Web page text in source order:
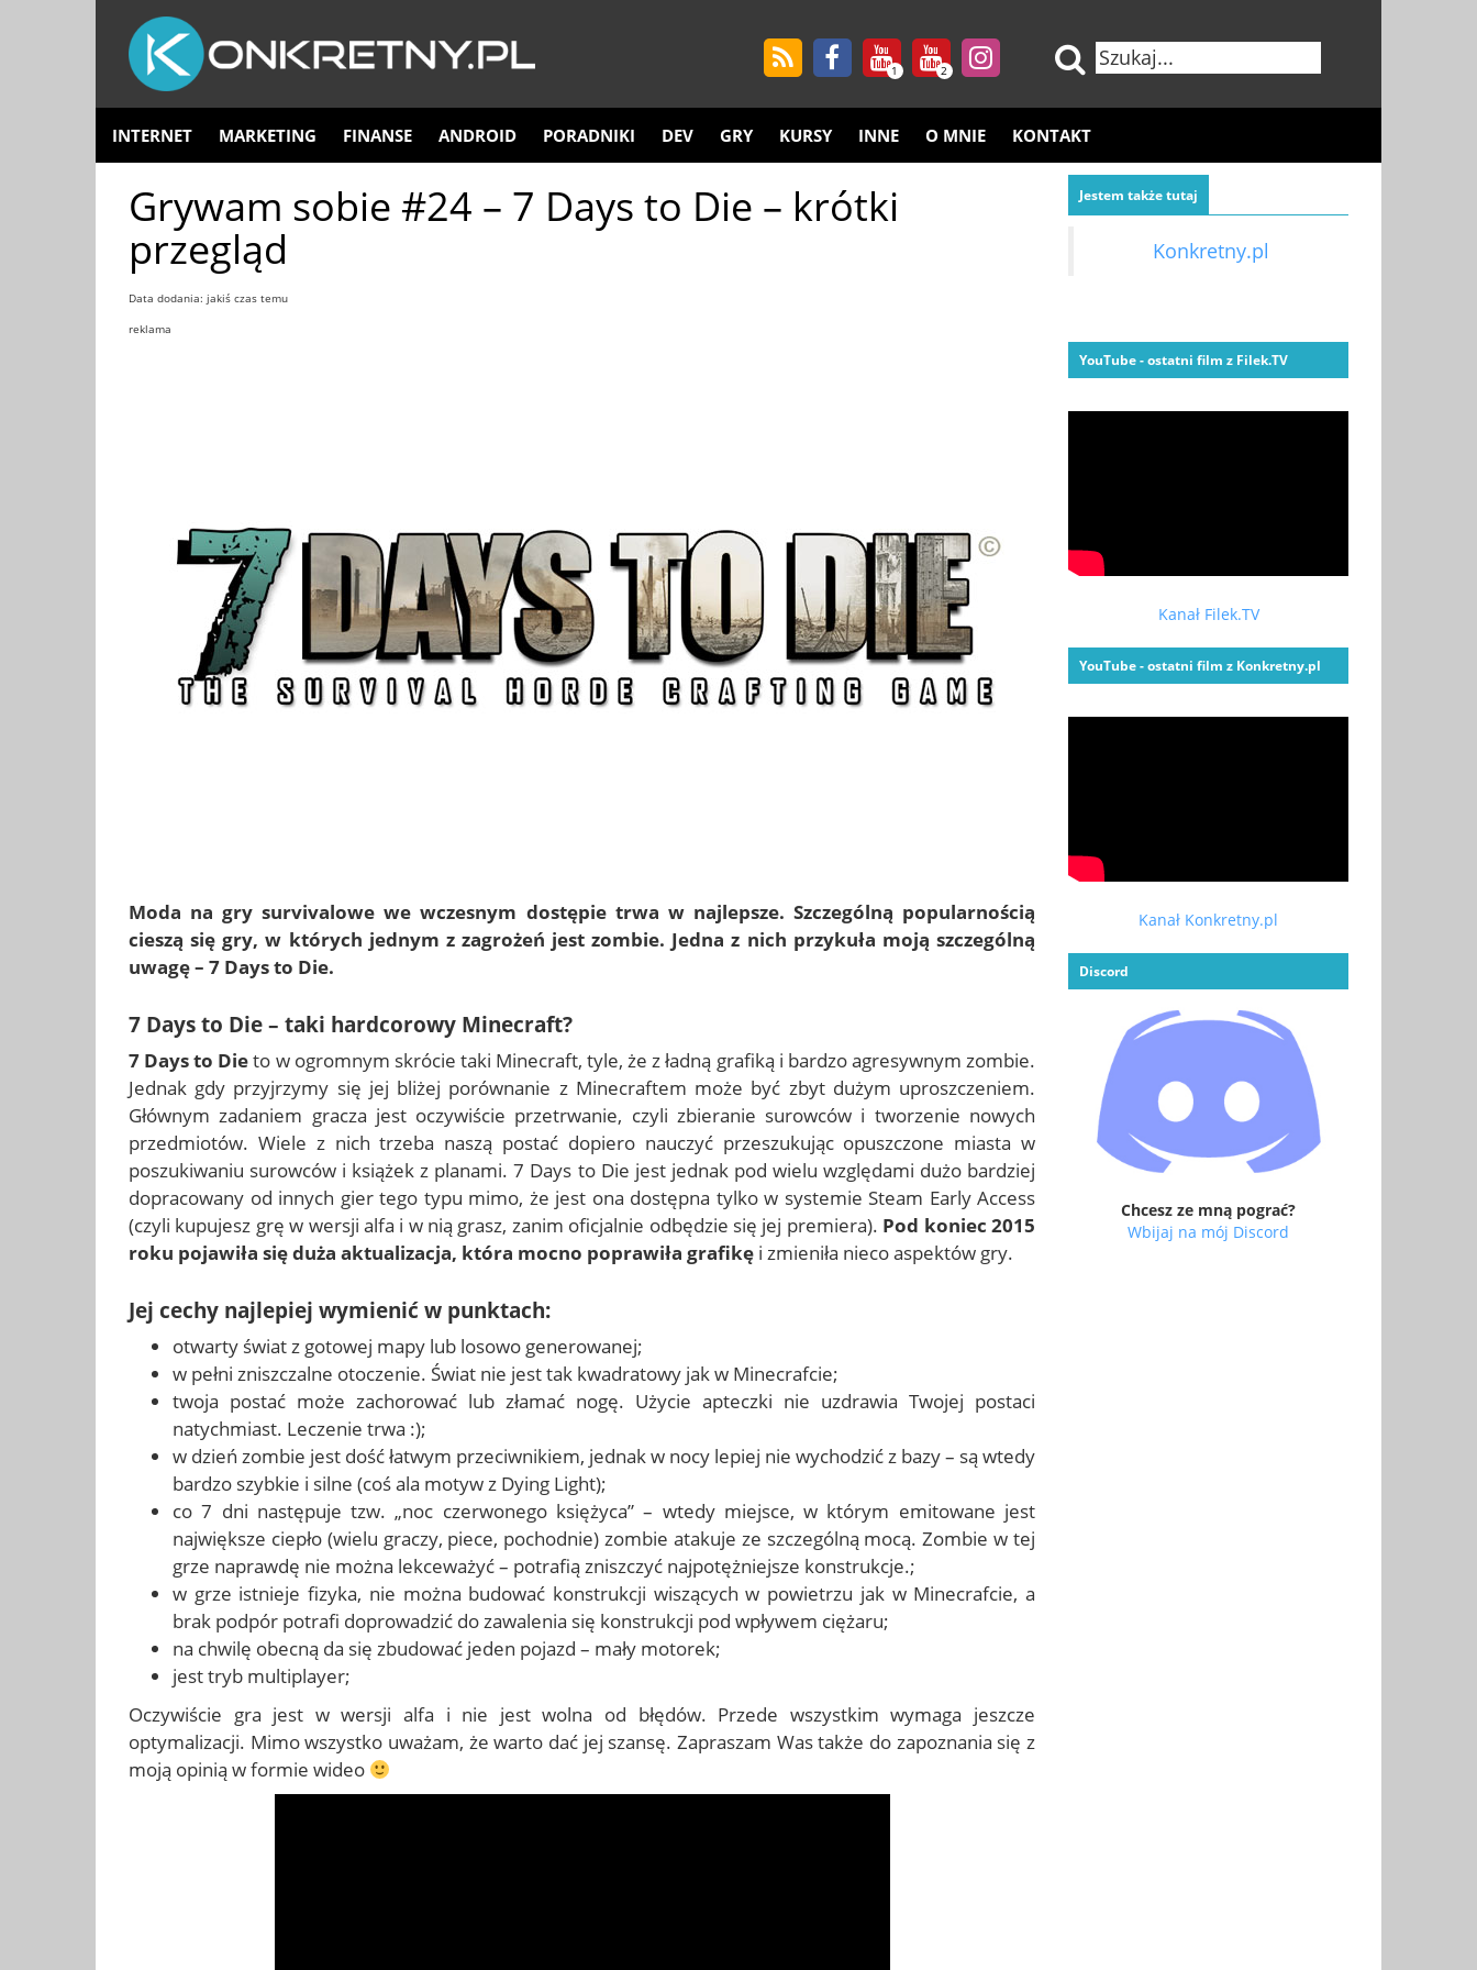
1 2
INTERNET MARKETING FINANSE ANDROID PORADNIKI DEV GRY KURSY INNE O MNIE KONTAKT
Grywam sobie #24 – 7 Days to Die – krótki
przegląd
Data dodania: jakiś czas temu
reklama
Moda na gry survivalowe we wczesnym dostępie trwa w najlepsze. Szczególną popularnością
cieszą się gry, w których jednym z zagrożeń jest zombie. Jedna z nich przykuła moją szczególną
uwagę – 7 Days to Die.
7 Days to Die – taki hardcorowy Minecraft?
7 Days to Dieto w ogromnym skrócie taki Minecraft, tyle, że z ładną grafiką i bardzo agresywnym zombie.
Jednak gdy przyjrzymy się jej bliżej porównanie z Minecraftem może być zbyt dużym uproszczeniem.
Głównym zadaniem gracza jest oczywiście przetrwanie, czyli zbieranie surowców i tworzenie nowych
przedmiotów. Wiele z nich trzeba naszą postać dopiero nauczyć przeszukując opuszczone miasta w
poszukiwaniu surowców i książek z planami. 7 Days to Die jest jednak pod wielu względami dużo bardziej
dopracowany od innych gier tego typu mimo, że jest ona dostępna tylko w systemie Steam Early Access
(czyli kupujesz grę w wersji alfa i w nią grasz, zanim oficjalnie odbędzie się jej premiera). Pod koniec 2015
roku pojawiła się duża aktualizacja, która mocno poprawiła grafikę i zmieniła nieco aspektów gry.
Jej cechy najlepiej wymienić w punktach:
otwarty świat z gotowej mapy lub losowo generowanej;
w pełni zniszczalne otoczenie. Świat nie jest tak kwadratowy jak w Minecrafcie;
twoja postać może zachorować lub złamać nogę. Użycie apteczki nie uzdrawia Twojej postaci
natychmiast. Leczenie trwa :);
w dzień zombie jest dość łatwym przeciwnikiem, jednak w nocy lepiej nie wychodzić z bazy – są wtedy
bardzo szybkie i silne (coś ala motyw z Dying Light);
co 7 dni następuje tzw. „noc czerwonego księżyca” – wtedy miejsce, w którym emitowane jest
największe ciepło (wielu graczy, piece, pochodnie) zombie atakuje ze szczególną mocą. Zombie w tej
grze naprawdę nie można lekceważyć – potrafią zniszczyć najpotężniejsze konstrukcje.;
w grze istnieje fizyka, nie można budować konstrukcji wiszących w powietrzu jak w Minecrafcie, a
brak podpór potrafi doprowadzić do zawalenia się konstrukcji pod wpływem ciężaru;
na chwilę obecną da się zbudować jeden pojazd – mały motorek;
jest tryb multiplayer;
Oczywiście gra jest w wersji alfa i nie jest wolna od błędów. Przede wszystkim wymaga jeszcze
optymalizacji. Mimo wszystko uważam, że warto dać jej szansę. Zapraszam Was także do zapoznania się z
moją opinią w formie wideo
Jestem także tutaj
Konkretny.pl
YouTube - ostatni film z Filek.TV
Kanał Filek.TV
YouTube - ostatni film z Konkretny.pl
Kanał Konkretny.pl
Discord
Chcesz ze mną pograć?
Wbijaj na mój Discord